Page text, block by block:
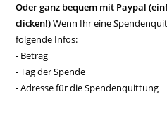
Oder ganz bequem mit Paypal
clicken!)Wenn Ihr eine
folgende Infos:
- Betrag
- Tag der Spende
- Adresse für die Spendenquittung